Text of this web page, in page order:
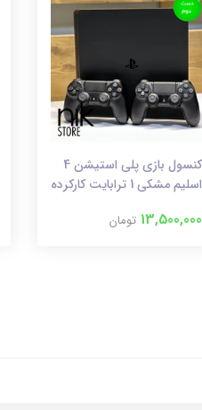
کنسول بازی پلی استیشن 4
اسلیم مشکی 1 ترابایت کارکرده
13,500,000 تومان